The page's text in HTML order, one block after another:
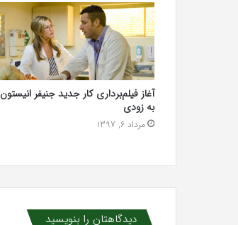
آغاز فیلم‌برداری کار جدید جنیفر انیستون
به زودی
مرداد 6, 1397
دیدگاهتان را بنویسید